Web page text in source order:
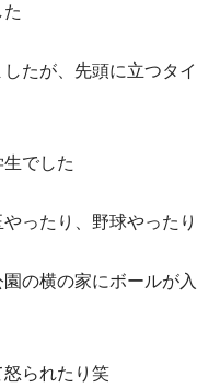
たが、先頭に立つタイ
でした
ったり、野球やったり
の横の家にボールが入
怒られたり笑